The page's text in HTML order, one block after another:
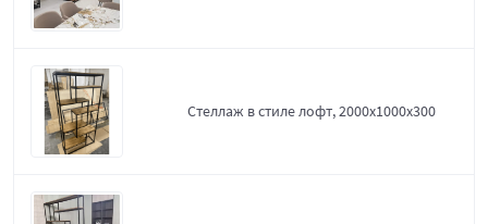
Стеллаж в стиле лофт, 2000х1000х300